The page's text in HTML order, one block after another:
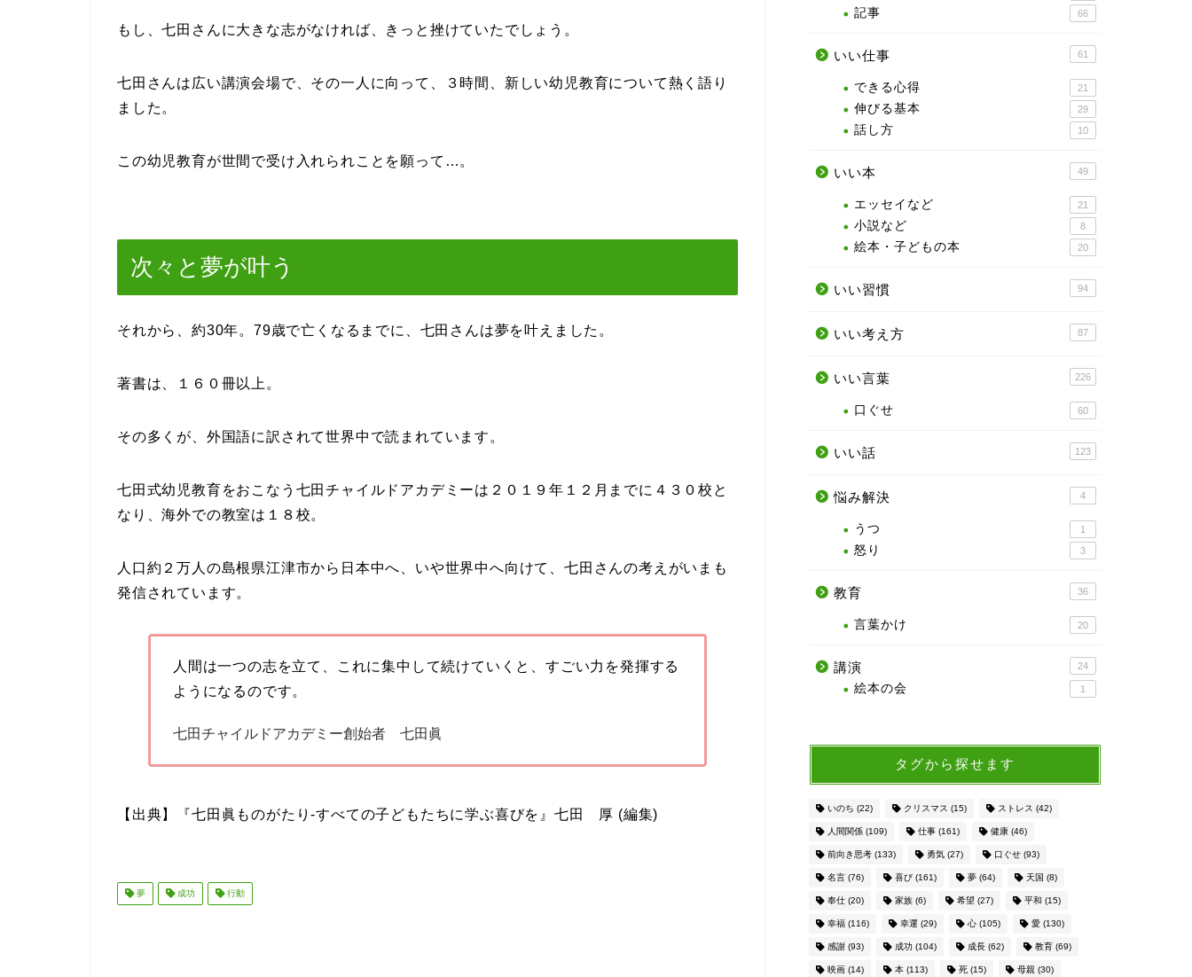
もし、七田さんに大きな志がなければ、きっと挫けていたでしょう。
七田さんは広い講演会場で、その一人に向って、３時間、新しい幼児教育について熱く語り
ました。
この幼児教育が世間で受け入れられことを願って…。
次々と夢が叶う
それから、約30年。79歳で亡くなるまでに、七田さんは夢を叶えました。
著書は、１６０冊以上。
その多くが、外国語に訳されて世界中で読まれています。
七田式幼児教育をおこなう七田チャイルドアカデミーは２０１９年１２月までに４３０校と
なり、海外での教室は１８校。
人口約２万人の島根県江津市から日本中へ、いや世界中へ向けて、七田さんの考えがいまも
発信されています。
人間は一つの志を立て、これに集中して続けていくと、すごい力を発揮する
ようになるのです。
七田チャイルドアカデミー創始者 七田眞
【出典】『七田眞ものがたり-すべての子どもたちに学ぶ喜びを』七田 厚 (編集)
夢 成功 行動
記事 66
いい仕事 61
できる心得 21
伸びる基本 29
話し方 10
いい本 49
エッセイなど 21
小説など 8
絵本・子どもの本 20
いい習慣 94
いい考え方 87
いい言葉 226
口ぐせ 60
いい話 123
悩み解決 4
うつ 1
怒り 3
教育 36
言葉かけ 20
講演 24
絵本の会 1
タグから探せます
いのち (22) クリスマス (15) ストレス (42)
人間関係(109) 仕事(161) 健康(46)
前向き思考(133) 勇気(27) 口ぐせ(93)
名言(76) 喜び(161) 夢(64) 天国 (8)
奉仕(20) 家族(6) 希望 (27) 平和 (15)
幸福(116) 幸運 (29) 心(105) 愛(130)
感謝(93) 成功 (104) 成長(62) 教育(69)
映画(14) 本(113) 死(15) 母親 (30)